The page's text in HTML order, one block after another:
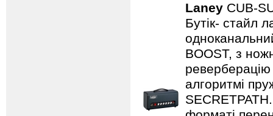
Laney CUB-
Бутік- стайл
BOOST, з
алгоритмі